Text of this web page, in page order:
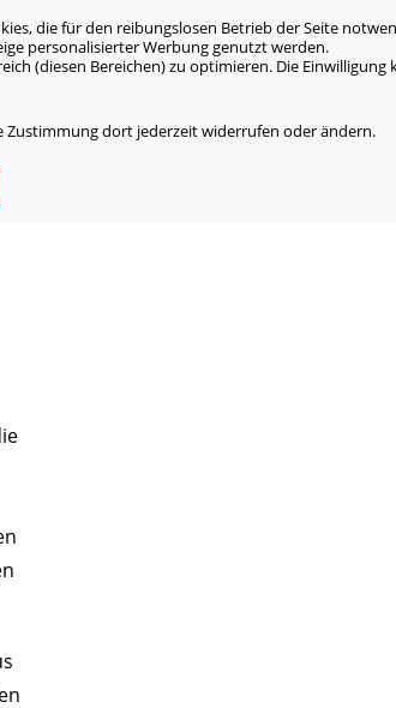
die für den reibungslosen Betrieb der Seite
personalisierter Werbung genutzt werden.
(diesen Bereichen) zu optimieren. Die Einwilligung
Zustimmung dort jederzeit widerrufen oder ändern.